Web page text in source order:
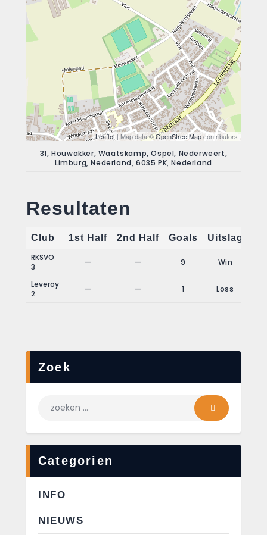
Leaflet | Map data ©OpenStreetMapcontributors
31, Houwakker, Waatskamp, Ospel, Nederweert,
Limburg, Nederland, 6035 PK, Nederland
Resultaten
Club 1st Half 2nd Half Goals
Uitslag
RKSVO
3
— — 9 Win
Leveroy
2
— — 1 Loss
Zoek
Categorien
INFO
NIEUWS